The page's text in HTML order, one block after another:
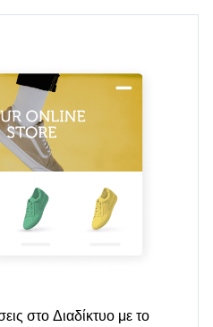
στο Διαδίκτυο με το